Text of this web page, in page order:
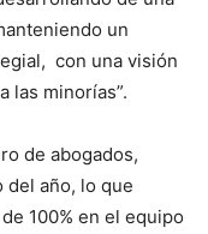
un
con una visión
las minorías”.
de abogados,
del año, lo que
100% en el equipo